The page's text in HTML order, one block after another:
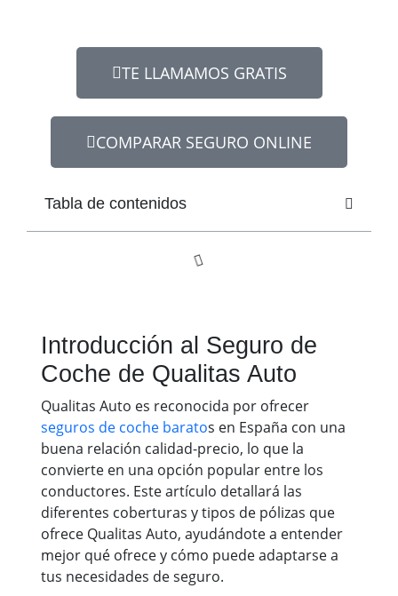
Introducción al Seguro de
Coche de Qualitas Auto
Qualitas Auto es reconocida por ofrecer
seguros de coche baratos en España con una
buena relación calidad-precio, lo que la
convierte en una opción popular entre los
conductores. Este artículo detallará las
diferentes coberturas y tipos de pólizas que
ofrece Qualitas Auto, ayudándote a entender
mejor qué ofrece y cómo puede adaptarse a
tus necesidades de seguro.
TE LLAMAMOS GRATIS
COMPARAR SEGURO ONLINE
Tabla de contenidos